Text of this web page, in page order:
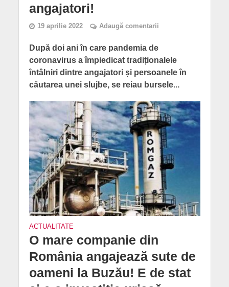
angajatori!
19 aprilie 2022 Adaugă comentarii
După doi ani în care pandemia de
coronavirus a împiedicat tradiționalele
întâlniri dintre angajatori și persoanele în
căutarea unei slujbe, se reiau bursele...
ACTUALITATE
O mare companie din
România angajează sute de
oameni la Buzău! E de stat